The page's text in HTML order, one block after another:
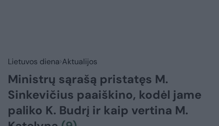
Lietuvos diena Aktualijos
Ministrų sąrašą pristatęs M.
Sinkevičius paaiškino, kodėl jame
paliko K. Budrį ir kaip vertina M.